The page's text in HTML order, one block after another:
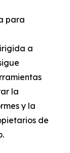
para
a
la
y la
de